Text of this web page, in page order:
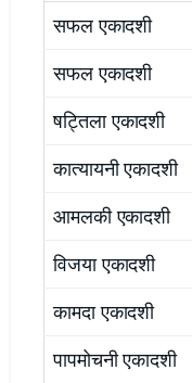
सफल एकादशी
सफल एकादशी
षट्तिला एकादशी
कात्यायनी एकादशी
आमलकी एकादशी
विजया एकादशी
कामदा एकादशी
पापमोचनी एकादशी